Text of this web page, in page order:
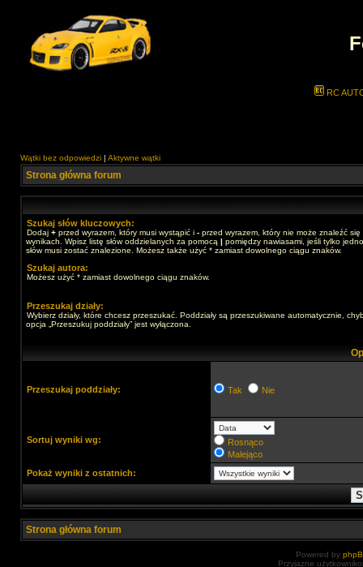
RC
Wątki bez odpowiedzi | Aktywne wątki
Strona główna forum
Szukaj słów kluczowych:
Dodaj + przed wyrazem, który musi wystąpić i - przed wyrazem, który nie może znaleźć się
wynikach. Wpisz listę słów oddzielanych za pomocą | pomiędzy nawiasami, jeśli tylko
słów musi zostać znalezione. Możesz także użyć * zamiast dowolnego ciągu znaków.
Szukaj autora:
Możesz użyć * zamiast dowolnego ciągu znaków.
Przeszukaj działy:
Wybierz działy, które chcesz przeszukać. Poddziały są przeszukiwane automatycznie,
opcja „Przeszukuj poddziały” jest wyłączona.
Przeszukaj poddziały: Tak Nie
Sortuj wyniki wg:
Rosnąco
Malejąco
Pokaż wyniki z ostatnich:
Strona główna forum
Powered by
Przyjazne